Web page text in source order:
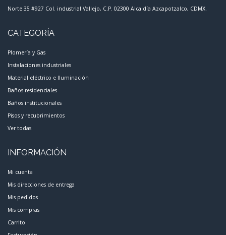
Norte 35 #927 Col. industrial Vallejo, C.P. 02300 Alcaldía Azcapotzalco, CDMX.
CATEGORÍA
Plomería y Gas
Instalaciones industriales
Material eléctrico e Iluminación
Baños residenciales
Baños institucionales
Pisos y recubrimientos
Ver todas
INFORMACIÓN
Mi cuenta
Mis direcciones de entrega
Mis pedidos
Mis compras
Carrito